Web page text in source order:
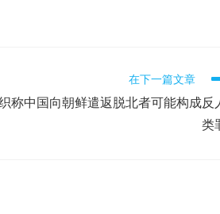
在下一篇文章
称中国向朝鲜遣返脱北者可能构成反
类